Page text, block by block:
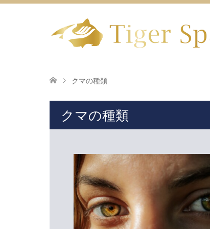
クマの種類
クマの種類